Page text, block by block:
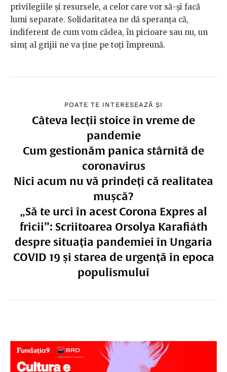
privilegiile și resursele, a celor care vor să-și facă
lumi separate. Solidaritatea ne dă speranța că,
indiferent de cum vom cădea, în picioare sau nu, un
simț al grijii ne va ține pe toți împreună.
POATE TE INTERESEAZĂ ȘI
Câteva lecţii stoice în vreme de
pandemie
Cum gestionăm panica stârnită de
coronavirus
Nici acum nu vă prindeți că realitatea
mușcă?
„Să te urci în acest Corona Expres al
fricii”: Scriitoarea Orsolya Karafiáth
despre situația pandemiei în Ungaria
COVID 19 și starea de urgență în epoca
populismului